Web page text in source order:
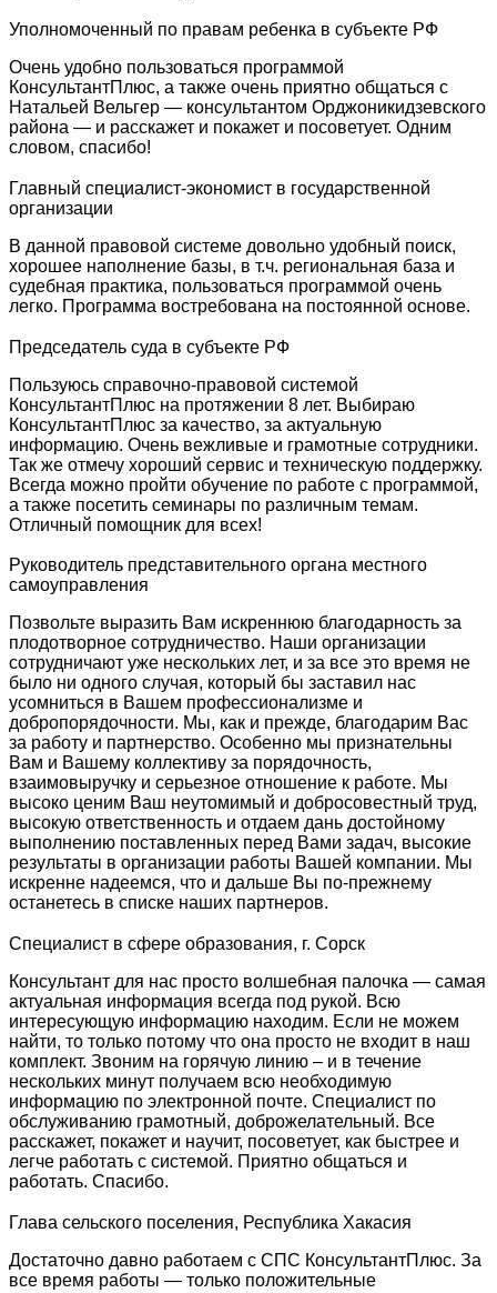
Уполномоченный по правам ребенка в субъекте РФ
Очень удобно пользоваться программой
КонсультантПлюс, а также очень приятно общаться с
Натальей Вельгер — консультантом Орджоникидзевского
района — и расскажет и покажет и посоветует. Одним
словом, спасибо!
Главный специалист-экономист в государственной
организации
В данной правовой системе довольно удобный поиск,
хорошее наполнение базы, в т.ч. региональная база и
судебная практика, пользоваться программой очень
легко. Программа востребована на постоянной основе.
Председатель суда в субъекте РФ
Пользуюсь справочно-правовой системой
КонсультантПлюс на протяжении 8 лет. Выбираю
КонсультантПлюс за качество, за актуальную
информацию. Очень вежливые и грамотные сотрудники.
Так же отмечу хороший сервис и техническую поддержку.
Всегда можно пройти обучение по работе с программой,
а также посетить семинары по различным темам.
Отличный помощник для всех!
Руководитель представительного органа местного
самоуправления
Позвольте выразить Вам искреннюю благодарность за
плодотворное сотрудничество. Наши организации
сотрудничают уже нескольких лет, и за все это время не
было ни одного случая, который бы заставил нас
усомниться в Вашем профессионализме и
добропорядочности. Мы, как и прежде, благодарим Вас
за работу и партнерство. Особенно мы признательны
Вам и Вашему коллективу за порядочность,
взаимовыручку и серьезное отношение к работе. Мы
высоко ценим Ваш неутомимый и добросовестный труд,
высокую ответственность и отдаем дань достойному
выполнению поставленных перед Вами задач, высокие
результаты в организации работы Вашей компании. Мы
искренне надеемся, что и дальше Вы по-прежнему
останетесь в списке наших партнеров.
Специалист в сфере образования, г. Сорск
Консультант для нас просто волшебная палочка — самая
актуальная информация всегда под рукой. Всю
интересующую информацию находим. Если не можем
найти, то только потому что она просто не входит в наш
комплект. Звоним на горячую линию – и в течение
нескольких минут получаем всю необходимую
информацию по электронной почте. Специалист по
обслуживанию грамотный, доброжелательный. Все
расскажет, покажет и научит, посоветует, как быстрее и
легче работать с системой. Приятно общаться и
работать. Спасибо.
Глава сельского поселения, Республика Хакасия
Достаточно давно работаем с СПС КонсультантПлюс. За
все время работы — только положительные